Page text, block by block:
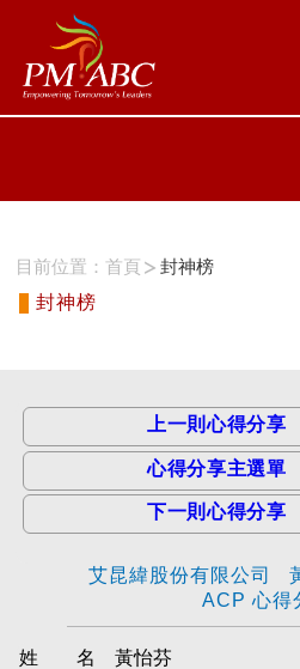
ProName1=
Scategory=9
ProName2=PMI-ACP
Scategory=9
目前位置：首頁
封神榜
封神榜
上一則心得分享
心得分享主選單
下一則心得分享
艾昆緯股份有限公司
ACP 心得
姓 名 黃怡芬